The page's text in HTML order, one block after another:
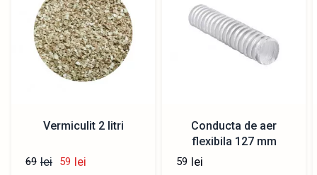
Vermiculit 2 litri
69 lei 59 lei
Conducta de aer
flexibila 127 mm
59 lei